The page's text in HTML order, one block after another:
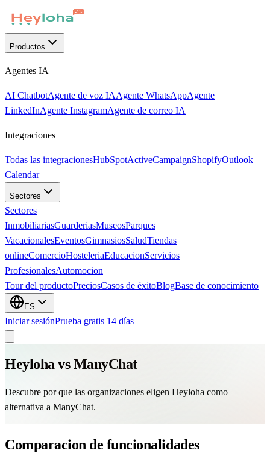
Productos
Agentes IA
AI ChatbotAgente de voz IAAgente WhatsAppAgente
LinkedInAgente InstagramAgente de correo IA
Integraciones
Todas las integracionesHubSpotActiveCampaignShopifyOutlook
Calendar
Sectores
Sectores
InmobiliariasGuarderiasMuseosParques
VacacionalesEventosGimnasiosSaludTiendas
onlineComercioHosteleriaEducacionServicios
ProfesionalesAutomocion
Tour del productoPreciosCasos de éxitoBlogBase de conocimiento
ES
Iniciar sesiónPrueba gratis 14 días
Heyloha vsManyChat
Descubre por que las organizaciones eligen Heyloha como
alternativa a ManyChat.
Comparacion de funcionalidades